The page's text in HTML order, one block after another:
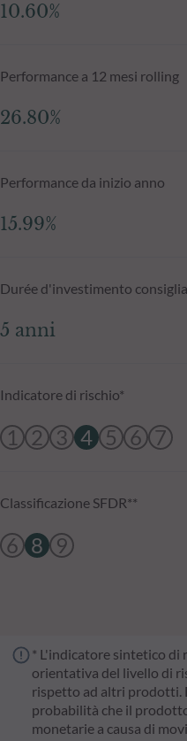
10.60%
Performance a 12 mesi rolling
26.80%
Performance da inizio anno
15.99%
Durée d'investimento
5 anni
Indicatore di rischio*
1 2 3 4 5 6 7
Classificazione SFDR**
6 8 9
* L'indicatore sintetico di
orientativa del livello di
rispetto ad altri prodotti.
probabilità che il
monetarie a causa di